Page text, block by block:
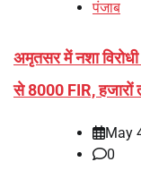
पंजाब
अमृतसर में नशा
से 8000 FIR, हजारों
May
0